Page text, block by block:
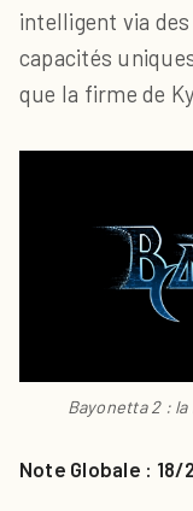
intelligent via
capacités
que la firme de
Bayonetta 2 :
Note Globale : 18/